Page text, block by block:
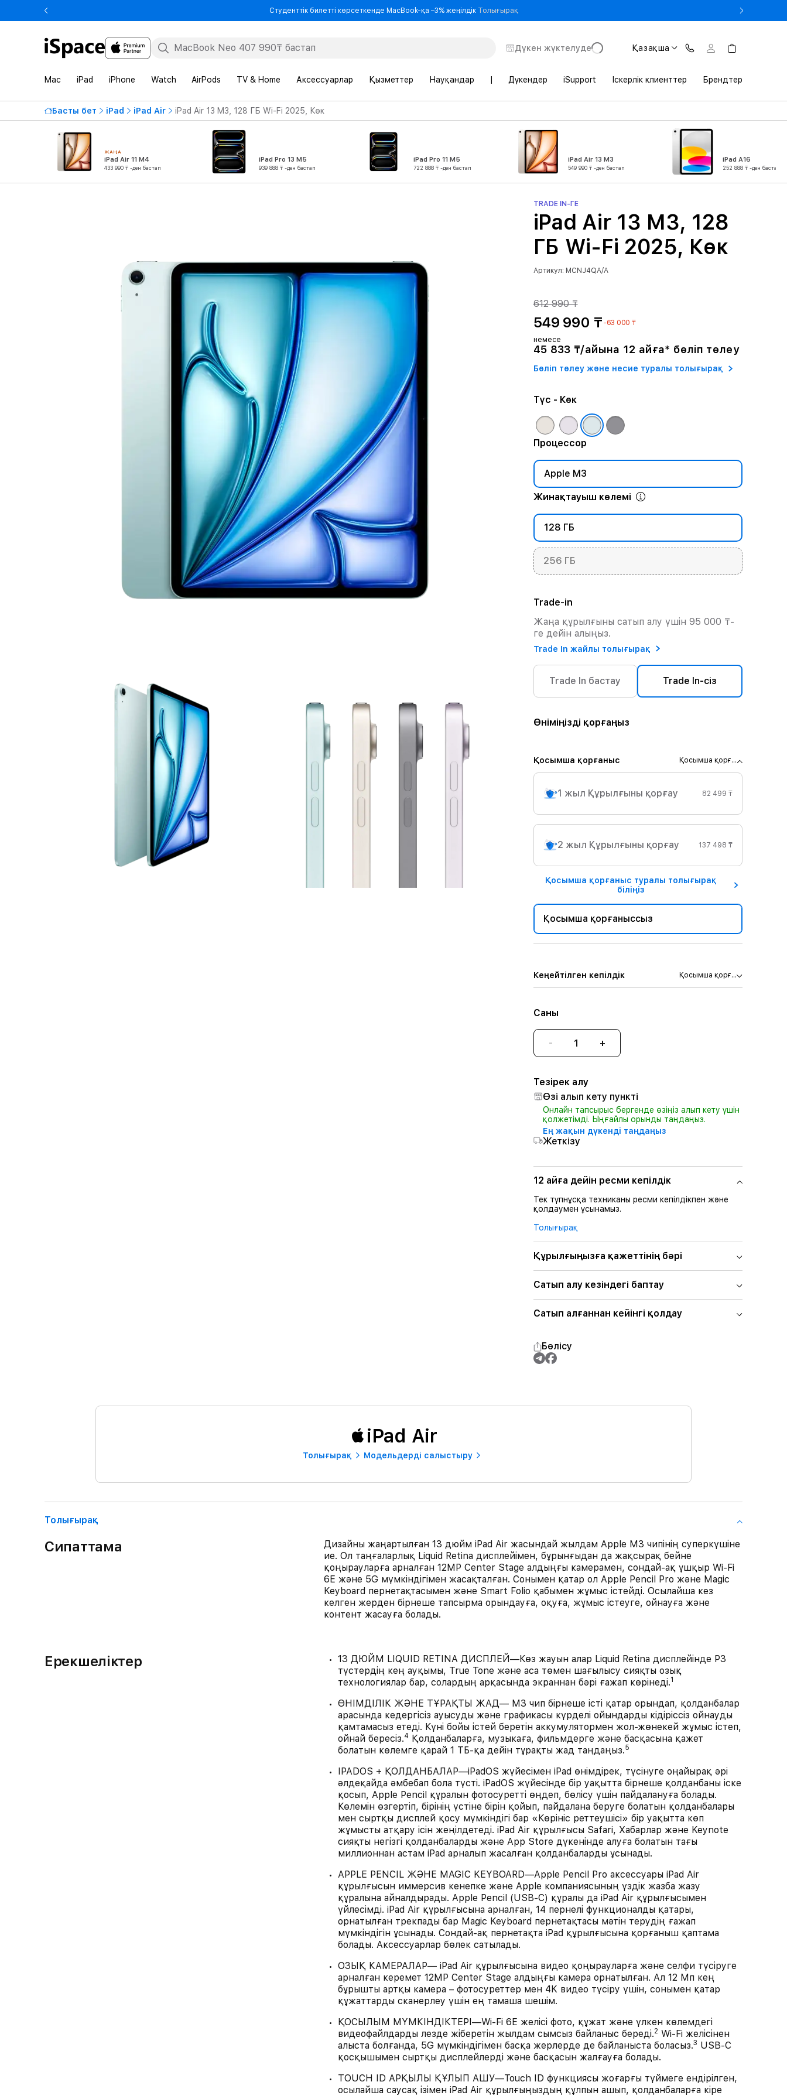
Студенттік билетті көрсеткенде MacBook-қа –3% жеңілдік Толығырақ- Студенттік билетті көрсеткенде MacBook-қа –3% жеңілдік
Дүкен жүктелуде Қазақша
Mac iPad iPhone Watch AirPods TV & Home Аксессуарлар Қызметтер Науқандар Дүкендер iSupport Іскерлік клиенттер Брендтер
Басты бет iPad iPad Air iPad Air 13 M3, 128 ГБ Wi-Fi 2025, Көк
ЖАҢА
iPad Air 11 M4
433 990 ₸ -ден бастап
iPad Pro 13 M5
939 888 ₸ -ден бастап
iPad Pro 11 M5
722 888 ₸ -ден бастап
iPad Air 13 M3
549 990 ₸ -ден бастап
iPad A16
252 888 ₸ -ден бастап
TRADE IN-ГЕ
iPad Air 13 M3, 128
ГБ Wi-Fi 2025, Көк
Артикул: MCNJ4QA/A
612 990 ₸
549 990 ₸ -63 000 ₸
немесе
45 833 ₸/айына 12 айға* бөліп төлеу
Бөліп төлеу және несие туралы толығырақ
Түс - Көк
Процессор
Apple M3
Жинақтауыш көлемі
128 ГБ
256 ГБ
Trade-in
Жаңа құрылғыны сатып алу үшін 95 000 ₸-
ге дейін алыңыз.
Trade In жайлы толығырақ
Trade In бастау Trade In-сіз
Өніміңізді қорғаңыз
Қосымша қорғаныс Қосымша қорғ...
1 жыл Құрылғыны қорғау 82 499 ₸
2 жыл Құрылғыны қорғау 137 498 ₸
Қосымша қорғаныс туралы толығырақ
біліңіз
Қосымша қорғаныссыз
Кеңейтілген кепілдік Қосымша қорғ...
Саны
- +
Тезірек алу
Өзі алып кету пункті
Онлайн тапсырыс бергенде өзіңіз алып кету үшін
қолжетімді. Ыңғайлы орынды таңдаңыз.
Ең жақын дүкенді таңдаңыз
Жеткізу
12 айға дейін ресми кепілдік
Тек түпнұсқа техниканы ресми кепілдікпен және
қолдаумен ұсынамыз.
Толығырақ
Құрылғыңызға қажеттінің бәрі
Сатып алу кезіндегі баптау
Сатып алғаннан кейінгі қолдау
Бөлісу
iPad Air
Толығырақ Модельдерді салыстыру
Толығырақ
Сипаттама
Дизайны жаңартылған 13 дюйм iPad Air жасындай жылдам Apple M3 чипінің суперкүшіне
ие. Ол таңғаларлық Liquid Retina дисплейімен, бұрынғыдан да жақсырақ бейне
қоңырауларға арналған 12MP Center Stage алдыңғы камерамен, сондай-ақ ұшқыр Wi-Fi
6E және 5G мүмкіндігімен жасақталған. Сонымен қатар ол Apple Pencil Pro және Magic
Keyboard пернетақтасымен және Smart Folio қабымен жұмыс істейді. Осылайша кез
келген жерден бірнеше тапсырма орындауға, оқуға, жұмыс істеуге, ойнауға және
контент жасауға болады.
Ерекшеліктер
13 ДЮЙМ LIQUID RETINA ДИСПЛЕЙ—Көз жауын алар Liquid Retina дисплейінде P3
түстердің кең ауқымы, True Tone және аса төмен шағылысу сияқты озық
технологиялар бар, солардың арқасында экраннан бәрі ғажап көрінеді.1
ӨНІМДІЛІК ЖӘНЕ ТҰРАҚТЫ ЖАД— M3 чип бірнеше істі қатар орындап, қолданбалар
арасында кедергісіз ауысуды және графикасы күрделі ойындарды кідіріссіз ойнауды
қамтамасыз етеді. Күні бойы істей беретін аккумулятормен жол-жөнекей жұмыс істеп,
ойнай бересіз.4 Қолданбаларға, музыкаға, фильмдерге және басқасына қажет
болатын көлемге қарай 1 ТБ-қа дейін тұрақты жад таңдаңыз.5
IPADOS + ҚОЛДАНБАЛАР—iPadOS жүйесімен iPad өнімдірек, түсінуге оңайырақ әрі
әлдеқайда әмбебап бола түсті. iPadOS жүйесінде бір уақытта бірнеше қолданбаны іске
қосып, Apple Pencil құралын фотосуретті өңдеп, бөлісу үшін пайдалануға болады.
Көлемін өзгертіп, бірінің үстіне бірін қойып, пайдалана беруге болатын қолданбалары
мен сыртқы дисплей қосу мүмкіндігі бар «Көрініс реттеушісі» бір уақытта көп
жұмысты атқару ісін жеңілдетеді. iPad Air құрылғысы Safari, Хабарлар және Keynote
сияқты негізгі қолданбаларды және App Store дүкенінде алуға болатын тағы
миллионнан астам iPad арналып жасалған қолданбаларды ұсынады.
APPLE PENCIL ЖӘНЕ MAGIC KEYBOARD—Apple Pencil Pro аксессуары iPad Air
құрылғысын иммерсив кенепке және Apple компаниясының үздік жазба жазу
құралына айналдырады. Apple Pencil (USB-C) құралы да iPad Air құрылғысымен
үйлесімді. iPad Air құрылғысына арналған, 14 пернелі функционалды қатары,
орнатылған трекпады бар Magic Keyboard пернетақтасы мәтін терудің ғажап
мүмкіндігін ұсынады. Сондай-ақ пернетақта iPad құрылғысына қорғаныш қаптама
болады. Аксессуарлар бөлек сатылады.
ОЗЫҚ КАМЕРАЛАР— iPad Air құрылғысына видео қоңырауларға және селфи түсіруге
арналған керемет 12MP Center Stage алдыңғы камера орнатылған. Ал 12 Мп кең
бұрышты артқы камера – фотосуреттер мен 4K видео түсіру үшін, сонымен қатар
құжаттарды сканерлеу үшін ең тамаша шешім.
ҚОСЫЛЫМ МҮМКІНДІКТЕРІ—Wi-Fi 6E желісі фото, құжат және үлкен көлемдегі
видеофайлдарды лезде жіберетін жылдам сымсыз байланыс береді.2 Wi-Fi желісінен
алыста болғанда, 5G мүмкіндігімен басқа жерлерде де байланыста боласыз.3 USB-C
қосқышымен сыртқы дисплейлерді және басқасын жалғауға болады.
TOUCH ID АРҚЫЛЫ ҚҰЛЫП АШУ—Touch ID функциясы жоғарғы түймеге ендірілген,
осылайша саусақ ізімен iPad Air құрылғыңыздың құлпын ашып, қолданбаларға кіре